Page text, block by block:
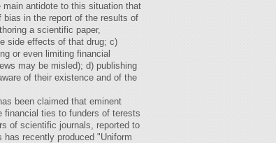
antidote to this situation that
in the report of the results of
a scientific paper,
side effects of that drug; c)
or even limiting financial
may be misled); d) publishing
of their existence and of the
been claimed that eminent
financial ties to funders of terests
of scientific journals, reported to
recently produced "Uniform